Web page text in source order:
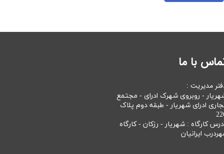
با ما
مدیریت :
- روبروی شهرک ادرای - مجتمع
ادرای شهریار - طبقه دوم پلاک
کارگاه : شهریار - رزکان - کارگاه
ایرانیان